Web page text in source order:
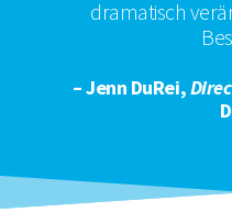
dramatisch
– Jenn DuRei,